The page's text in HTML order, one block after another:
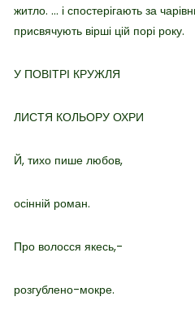
житло. … і спостерігають за
присвячують вірші цій порі року.
У ПОВІТРІ КРУЖЛЯ
ЛИСТЯ КОЛЬОРУ ОХРИ
Й, тихо пише любов,
осінній роман.
Про волосся якесь,-
розгублено-мокре.